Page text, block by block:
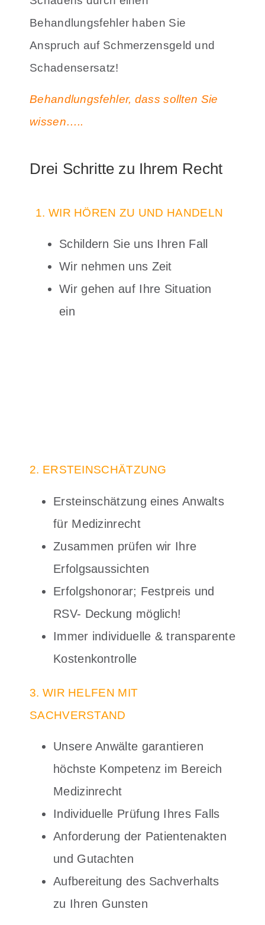
Behandlungsfehler haben Sie
Anspruch auf Schmerzensgeld und
Schadensersatz!
Behandlungsfehler, dass sollten Sie
wissen…..
Drei Schritte zu Ihrem Recht
1. WIR HÖREN ZU UND HANDELN
Schildern Sie uns Ihren Fall
Wir nehmen uns Zeit
Wir gehen auf Ihre Situation
ein
2. ERSTEINSCHÄTZUNG
Ersteinschätzung eines Anwalts
für Medizinrecht
Zusammen prüfen wir Ihre
Erfolgsaussichten
Erfolgshonorar; Festpreis und
RSV- Deckung möglich!
Immer individuelle & transparente
Kostenkontrolle
3. WIR HELFEN MIT
SACHVERSTAND
Unsere Anwälte garantieren
höchste Kompetenz im Bereich
Medizinrecht
Individuelle Prüfung Ihres Falls
Anforderung der Patientenakten
und Gutachten
Aufbereitung des Sachverhalts
zu Ihren Gunsten